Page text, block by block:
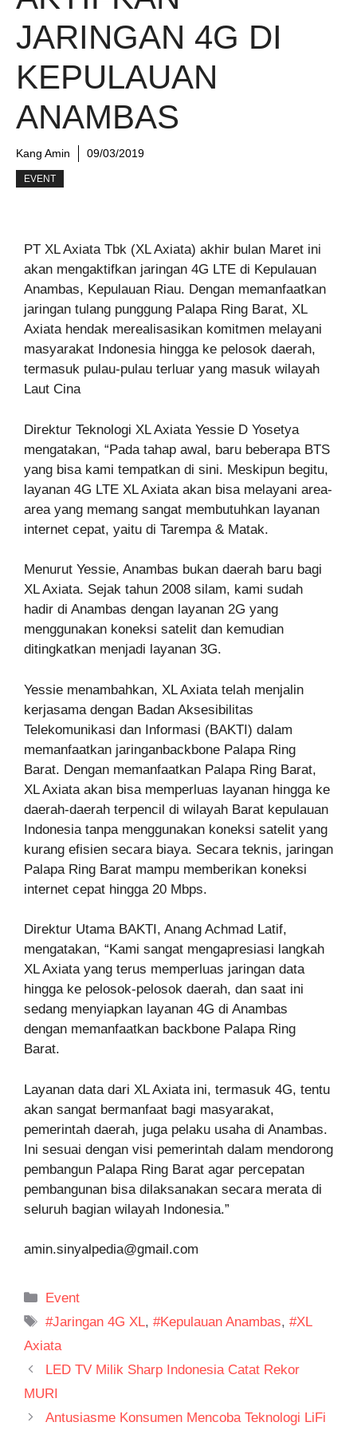
JARINGAN 4G DI
KEPULAUAN
ANAMBAS
Kang Amin 09/03/2019
EVENT
PT XL Axiata Tbk (XL Axiata) akhir bulan Maret ini
akan mengaktifkan jaringan 4G LTE di Kepulauan
Anambas, Kepulauan Riau. Dengan memanfaatkan
jaringan tulang punggung Palapa Ring Barat, XL
Axiata hendak merealisasikan komitmen melayani
masyarakat Indonesia hingga ke pelosok daerah,
termasuk pulau-pulau terluar yang masuk wilayah
Laut Cina
Direktur Teknologi XL Axiata Yessie D Yosetya
mengatakan, “Pada tahap awal, baru beberapa BTS
yang bisa kami tempatkan di sini. Meskipun begitu,
layanan 4G LTE XL Axiata akan bisa melayani area-
area yang memang sangat membutuhkan layanan
internet cepat, yaitu di Tarempa & Matak.
Menurut Yessie, Anambas bukan daerah baru bagi
XL Axiata. Sejak tahun 2008 silam, kami sudah
hadir di Anambas dengan layanan 2G yang
menggunakan koneksi satelit dan kemudian
ditingkatkan menjadi layanan 3G.
Yessie menambahkan, XL Axiata telah menjalin
kerjasama dengan Badan Aksesibilitas
Telekomunikasi dan Informasi (BAKTI) dalam
memanfaatkan jaringanbackbone Palapa Ring
Barat. Dengan memanfaatkan Palapa Ring Barat,
XL Axiata akan bisa memperluas layanan hingga ke
daerah-daerah terpencil di wilayah Barat kepulauan
Indonesia tanpa menggunakan koneksi satelit yang
kurang efisien secara biaya. Secara teknis, jaringan
Palapa Ring Barat mampu memberikan koneksi
internet cepat hingga 20 Mbps.
Direktur Utama BAKTI, Anang Achmad Latif,
mengatakan, “Kami sangat mengapresiasi langkah
XL Axiata yang terus memperluas jaringan data
hingga ke pelosok-pelosok daerah, dan saat ini
sedang menyiapkan layanan 4G di Anambas
dengan memanfaatkan backbone Palapa Ring
Barat.
Layanan data dari XL Axiata ini, termasuk 4G, tentu
akan sangat bermanfaat bagi masyarakat,
pemerintah daerah, juga pelaku usaha di Anambas.
Ini sesuai dengan visi pemerintah dalam mendorong
pembangun Palapa Ring Barat agar percepatan
pembangunan bisa dilaksanakan secara merata di
seluruh bagian wilayah Indonesia.”
amin.sinyalpedia@gmail.com
Kategori
Event
Tag
#Jaringan 4G XL,#Kepulauan Anambas,#XL
Axiata
LED TV Milik Sharp Indonesia Catat Rekor
MURI
Antusiasme Konsumen Mencoba Teknologi LiFi